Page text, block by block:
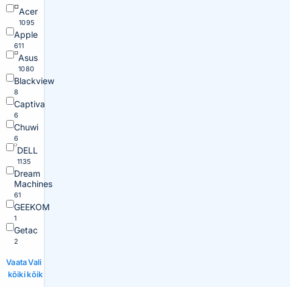
Acer
1095
Apple
611
Asus
1080
Blackview
8
Captiva
6
Chuwi
6
DELL
1135
Dream
Machines
61
GEEKOM
1
Getac
2
Vaata
kõiki
Vali
kõik